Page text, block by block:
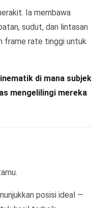
Ia membawa
sudut, dan lintasan
frame rate tinggi untuk
di mana subjek
mengelilingi mereka
posisi ideal —